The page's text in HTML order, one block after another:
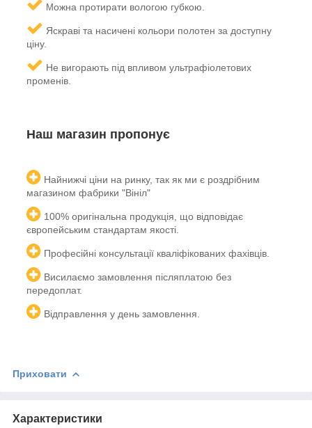
Можна протирати вологою губкою.
Яскраві та насичені кольори полотен за доступну
ціну.
Не вигорають під впливом ультрафіолетових
променів.
Наш магазин пропонує
Найнижчі ціни на ринку, так як ми є роздрібним
магазином фабрики "Вініл"
100% оригінальна продукція, що відповідає
європейським стандартам якості.
Професійні консультації кваліфікованих фахівців.
Висилаємо замовлення післяплатою без
передоплат.
Відправлення у день замовлення.
Приховати
Характеристики